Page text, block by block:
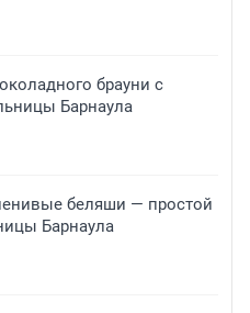
брауни с
Барнаула
беляши — простой
Барнаула